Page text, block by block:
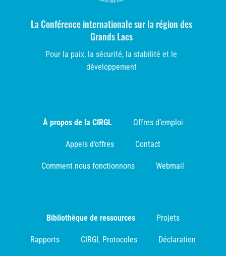
La Conférence internationale sur la région des
Grands Lacs
Pour la paix, la sécurité, la stabilité et le
développement
À propos de la CIRGL Offres d’emploi
Appels d’offres Contact
Comment nous fonctionnons Webmail
Bibliothèque de ressources Projets
Rapports CIRGL Protocoles Déclaration